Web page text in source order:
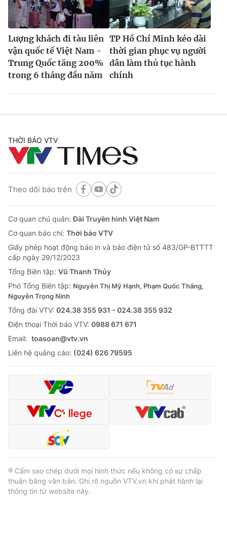
® Cấm sao chép dưới mọi hình thức nếu không có sự chấp
thuận bằng văn bản. Ghi rõ nguồn VTV.vn khi phát hành lại
thông tin từ website này.
Lượng khách đi tàu liên
vận quốc tế Việt Nam -
Trung Quốc tăng 200%
trong 6 tháng đầu năm
TP Hồ Chí Minh kéo dài
thời gian phục vụ người
dân làm thủ tục hành
chính
THỜI BÁO VTV
Theo dõi báo trên
Cơ quan chủ quản:Đài Truyền hình Việt Nam
Cơ quan báo chí: Thời báo VTV
Giấy phép hoạt động báo in và báo điện tử số 483/GP-BTTTT
cấp ngày 29/12/2023
Tổng Biên tập: Vũ Thanh Thủy
Phó Tổng Biên tập: Nguyễn Thị Mỹ Hạnh, Phạm Quốc Thắng,
Nguyễn Trọng Ninh
Tổng đài VTV: 024.38 355 931 - 024.38 355 932
Ðiện thoại Thời báo VTV: 0988 671 671
Email: toasoan@vtv.vn
Liên hệ quảng cáo: (024) 626 79595
® Cấm sao chép dưới mọi hình thức nếu không có sự chấp
thuận bằng văn bản. Ghi rõ nguồn VTV.vn khi phát hành lại
thông tin từ website này.